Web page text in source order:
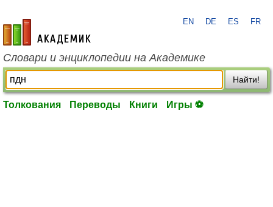
academic.ru
EN DE ES FR
Словари и энциклопедии на Академике
Найти!
Толкования Переводы Книги Игры ⚽